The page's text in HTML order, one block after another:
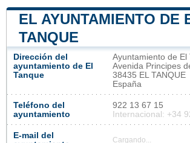
EL AYUNTAMIENTO DE
TANQUE
Dirección del
ayuntamiento de El
Tanque
Ayuntamiento de El
Avenida Principes
38435 EL TANQUE
España
Teléfono del
ayuntamiento
922 13 67 15
Internacional: +34
E-mail del
Cargando...